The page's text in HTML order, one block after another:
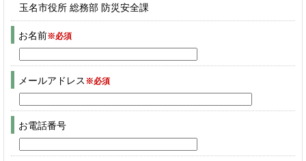
玉名市役所 総務部 防災安全課
お名前※必須
メールアドレス ※必須
お電話番号